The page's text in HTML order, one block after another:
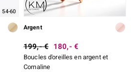
54-60
Argent
199,- € 180,- €
Boucles d'oreilles en argent et
Cornaline